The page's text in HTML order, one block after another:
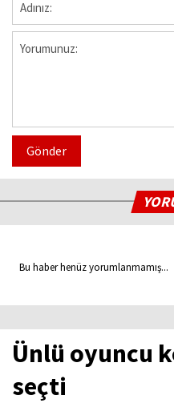
Gönder
Bu haber henüz yorumlanmamış...
Ünlü oyuncu
seçti